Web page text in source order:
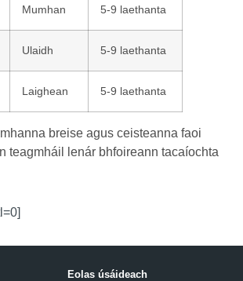
Mumhan 5-9 laethanta
Ulaidh 5-9 laethanta
Laighean 5-9 laethanta
breise agus ceisteanna faoi
teagmháil lenár bhfoireann tacaíochta
Eolas úsáideach